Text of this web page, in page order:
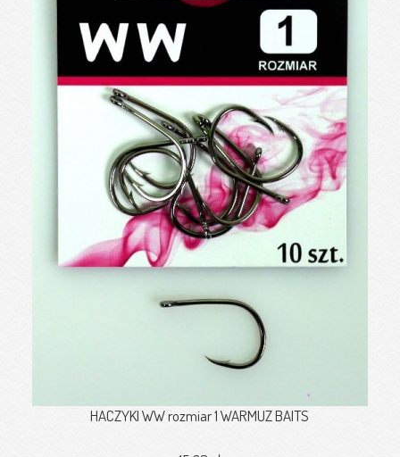
HACZYKI WW rozmiar 1 WARMUZ BAITS